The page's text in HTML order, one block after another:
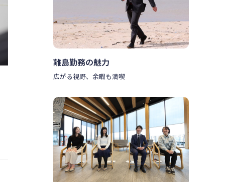
離島勤務の魅力
広がる視野、余暇も満喫